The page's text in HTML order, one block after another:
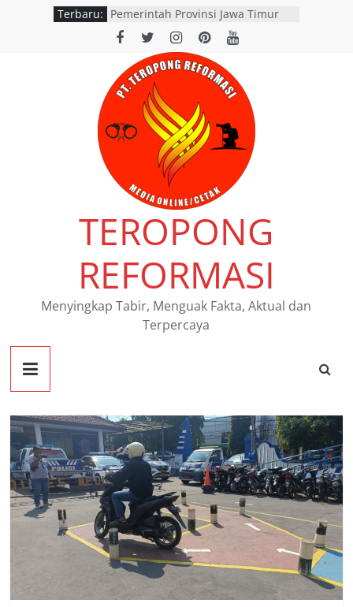
Terbaru: Pemerintah Provinsi Jawa Timur
resmi menggelar program
pemutihan dan pembebasan pajak
daerah di seluruh kantor Samsat
wilayah Jatim
Satpolairud Situbondo Perketat
Pemeriksaan Muatan Truk di
Pelabuhan Jangkar
Dishub Nganjuk dan Satlantas
Polres Nganjuk Gelar Inspeksi
Keselamatan Jalan di Rejoso, 39
Pengendara Ditilang
SATLANTAS POLRES NGANJUK
DORONG PERCEPATAN TINDAK
LANJUT HASIL RAPAT FKLL
BERSAMA INSTANSI TERKAIT
Polres Pasuruan Tegaskan
Penanganan Kasus Laka Lantas
2017 Telah Tuntas dan
Berkekuatan Hukum Tetap
TEROPONG
REFORMASI
Menyingkap Tabir, Menguak Fakta, Aktual dan
Terpercaya